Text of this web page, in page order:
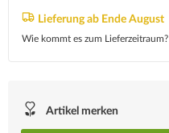
Lieferung ab Ende August
Wie kommt es zum Lieferzeitraum?
Artikel merken